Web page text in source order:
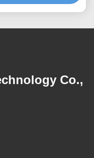
van het de
Co.,